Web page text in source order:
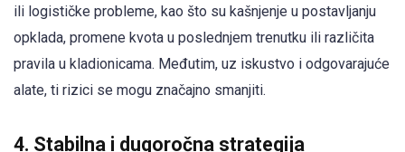
ili logističke probleme, kao što su kašnjenje u postavljanju
opklada, promene kvota u poslednjem trenutku ili različita
pravila u kladionicama. Međutim, uz iskustvo i odgovarajuće
alate, ti rizici se mogu značajno smanjiti.
4. Stabilna i dugoročna strategija